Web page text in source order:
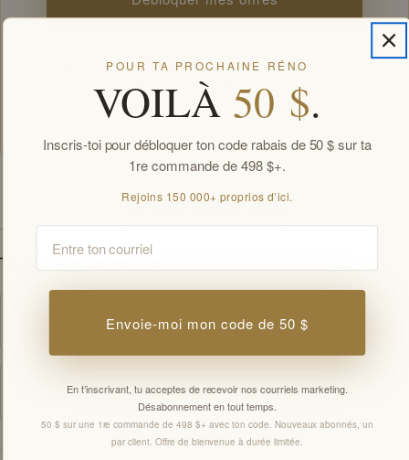
En t’inscrivant, tu acceptes de recevoir nos courriels marketing.
Désabonnement en tout temps.
Offres réservées aux membres par courriel. Nouveaux abonnés, une offre de
bienvenue par client.
SPÉCIFICATIONS
TÉLÉCHARGEMENTS
Guide d'installation
POUR TA PROCHAINE RÉNO
VOILÀ 50 $.
Inscris-toi pour débloquer ton code rabais de 50 $ sur ta
1re commande de 498 $+.
Rejoins 150 000+ proprios d’ici.
Envoie-moi mon code de 50 $
En t’inscrivant, tu acceptes de recevoir nos courriels marketing.
Désabonnement en tout temps.
50 $ sur une 1re commande de 498 $+ avec ton code. Nouveaux abonnés, un
par client. Offre de bienvenue à durée limitée.